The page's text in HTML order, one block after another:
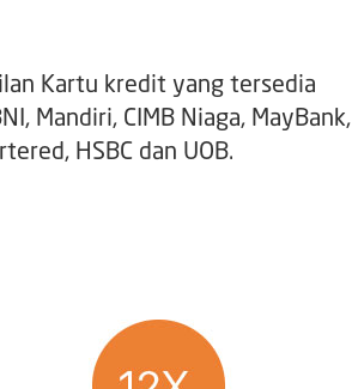
Kartu kredit yang tersedia
Mandiri, CIMB Niaga, MayBank,
HSBC dan UOB.